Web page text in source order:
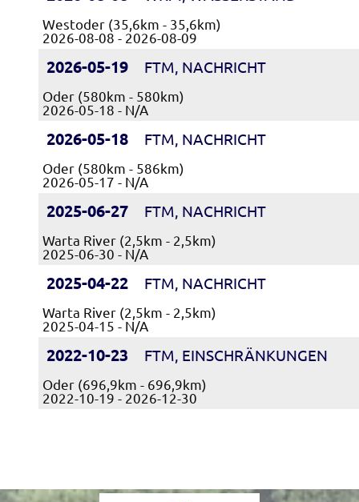
Westoder (35,6km - 35,6km)
2026-08-08 - 2026-08-09
2026-05-19 FTM, NACHRICHT
Oder (580km - 580km)
2026-05-18 - N/A
2026-05-18 FTM, NACHRICHT
Oder (580km - 586km)
2026-05-17 - N/A
2025-06-27 FTM, NACHRICHT
Warta River (2,5km - 2,5km)
2025-06-30 - N/A
2025-04-22 FTM, NACHRICHT
Warta River (2,5km - 2,5km)
2025-04-15 - N/A
2022-10-23 FTM, EINSCHRÄNKUNGEN
Oder (696,9km - 696,9km)
2022-10-19 - 2026-12-30